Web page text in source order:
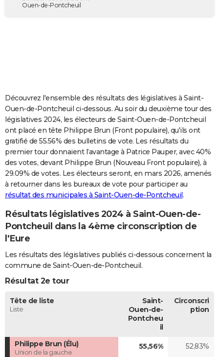
Destinations
City break
Voyage nature
Voyage de noces
Forum
Dictionnaire
Biographies
Citations
Expressions
Proverbes
PROGRAMME TV
COPAINS D'AVANT
S'inscrire
Se connecter
Lycées
Collèges
Primaires
Universités
Entreprises
Service militaire
Avis de recherche
AVIS DE DÉCÈS
FORUM
Bricolage
Lifestyle
Culture
Sport
Auto
Television
Voyage
Cinema
Ouen-de-Pontcheuil
Découvrez l'ensemble des résultats des législatives à Saint-
Ouen-de-Pontcheuil ci-dessous. Au soir du deuxième tour des
législatives 2024, les électeurs de Saint-Ouen-de-Pontcheuil
ont placé en tête Philippe Brun (Front populaire), qu'ils ont
gratifié de 55.56% des bulletins de vote. Les résultats du
premier tour donnaient l’avantage à Patrice Pauper, avec 40%
des votes, devant Philippe Brun (Nouveau Front populaire), à
29.09% de votes. Les électeurs seront, en mars 2026, amenés
à retourner dans les bureaux de vote pour participer au
résultat des municipales à Saint-Ouen-de-Pontcheuil.
Résultats législatives 2024 à Saint-Ouen-de-
Pontcheuil dans la 4ème circonscription de
l'Eure
Les résultats des législatives publiés ci-dessous concernent la
commune de Saint-Ouen-de-Pontcheuil.
Résultat 2e tour
Tête de liste
Liste
Saint-
Ouen-de-
Pontcheu
il
Circonscri
ption
Philippe Brun (Élu)
Union de la gauche
55,56% 52,83%